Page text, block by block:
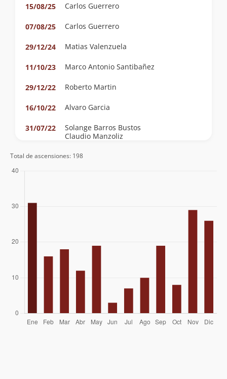
15/08/25
Carlos Guerrero
07/08/25 Carlos Guerrero
29/12/24 Matias Valenzuela
11/10/23 Marco Antonio Santibañez
29/12/22 Roberto Martin
16/10/22 Alvaro Garcia
31/07/22
Solange Barros Bustos
Claudio Manzoliz
17/01/22
Roberto Martin
28/07/21
Fabian Alonso Jara Navarrete
Matias Barrios
Total de ascensiones: 198